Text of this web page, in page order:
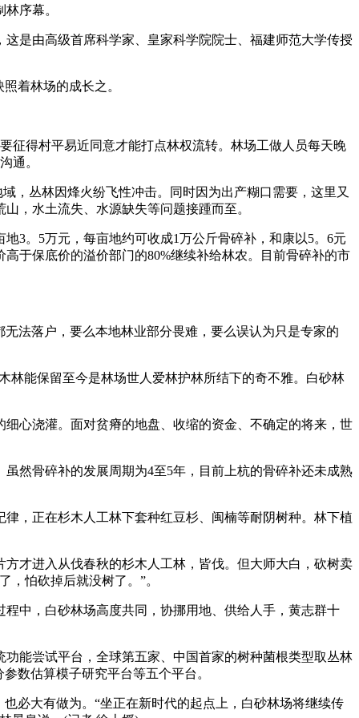
序幕。
是由高级首席科学家、皇家科学院院士、福建师范大学传授
着林场的成长之。
得村平易近同意才能打点林权流转。林场工做人员每天晚
通。
丛林因烽火纷飞性冲击。同时因为出产糊口需要，这里又
，水土流失、水源缺失等问题接踵而至。
。5万元，每亩地约可收成1万公斤骨碎补，和康以5。6元
于保底价的溢价部门的80%继续补给林农。目前骨碎补的市
法落户，要么本地林业部分畏难，要么误认为只是专家的
能保留至今是林场世人爱林护林所结下的奇不雅。白砂林
心浇灌。面对贫瘠的地盘、收缩的资金、不确定的将来，世
骨碎补的发展周期为4至5年，目前上杭的骨碎补还未成熟
，正在杉木人工林下套种红豆杉、闽楠等耐阴树种。林下植
才进入从伐春秋的杉木人工林，皆伐。但大师大白，砍树卖
怕砍掉后就没树了。”。
中，白砂林场高度共同，协挪用地、供给人手，黄志群十
能尝试平台，全球第五家、中国首家的树种菌根类型取丛林
数估算模子研究平台等五个平台。
大有做为。“坐正在新时代的起点上，白砂林场将继续传